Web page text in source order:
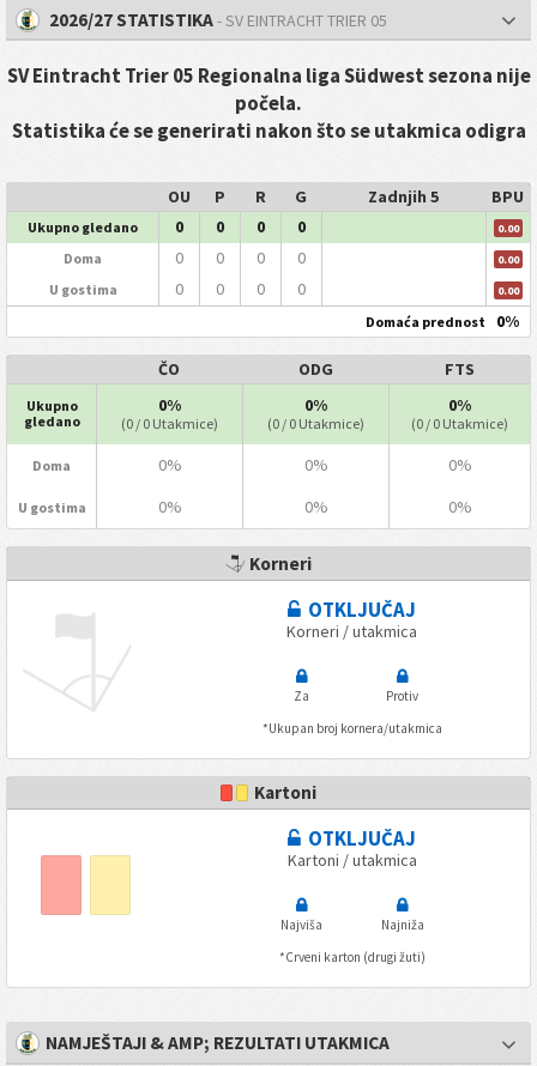
2026/27 STATISTIKA- SV EINTRACHT TRIER 05
SV Eintracht Trier 05 Regionalna liga Südwest sezona nije
počela.
Statistika će se generirati nakon što se utakmica odigra
OU P R G Zadnjih 5 BPU
Ukupno gledano 0 0 0 0 0.00
Doma 0 0 0 0 0.00
U gostima 0 0 0 0 0.00
Domaća prednost 0%
ČO ODG FTS
Ukupno
gledano
0%
(0 / 0 Utakmice)
0%
(0 / 0 Utakmice)
0%
(0 / 0 Utakmice)
Doma 0% 0% 0%
U gostima 0% 0% 0%
Korneri
OTKLJUČAJ
Korneri / utakmica
Za
Protiv
*Ukupan broj kornera/utakmica
Kartoni
OTKLJUČAJ
Kartoni / utakmica
Najviša
Najniža
*Crveni karton (drugi žuti)
NAMJEŠTAJI & AMP; REZULTATI UTAKMICA